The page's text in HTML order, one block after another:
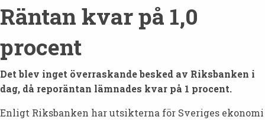
Räntan kvar på 1,0
procent
Det blev inget överraskande besked av Riksbanken i
dag, då reporäntan lämnades kvar på 1 procent.
Enligt Riksbanken har utsikterna för Sveriges ekonomi